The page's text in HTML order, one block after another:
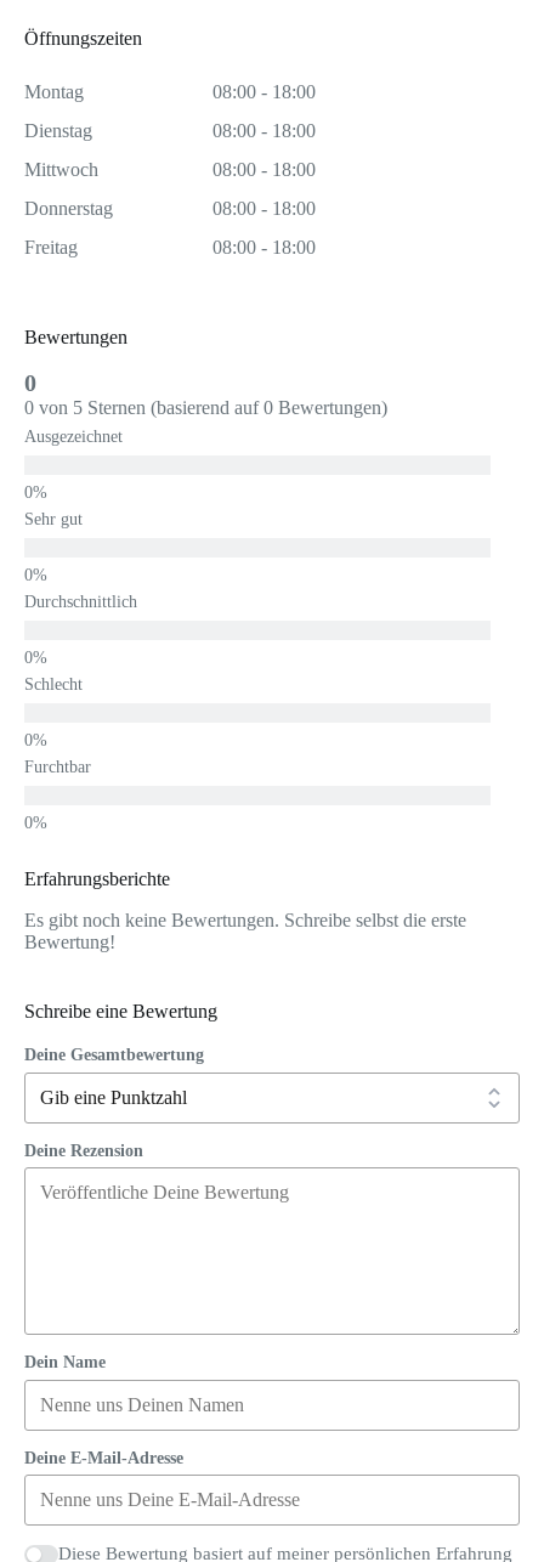
Öffnungszeiten
Montag
08:00 - 18:00
Dienstag
08:00 - 18:00
Mittwoch
08:00 - 18:00
Donnerstag
08:00 - 18:00
Freitag
08:00 - 18:00
Bewertungen
0
0 von 5 Sternen (basierend auf 0 Bewertungen)
Ausgezeichnet
Sehr gut
Durchschnittlich
Schlecht
Furchtbar
Erfahrungsberichte
Es gibt noch keine Bewertungen. Schreibe selbst die erste
Bewertung!
Schreibe eine Bewertung
Deine Gesamtbewertung
Deine Rezension
Dein Name
Deine E-Mail-Adresse
Diese Bewertung basiert auf meiner persönlichen Erfahrung